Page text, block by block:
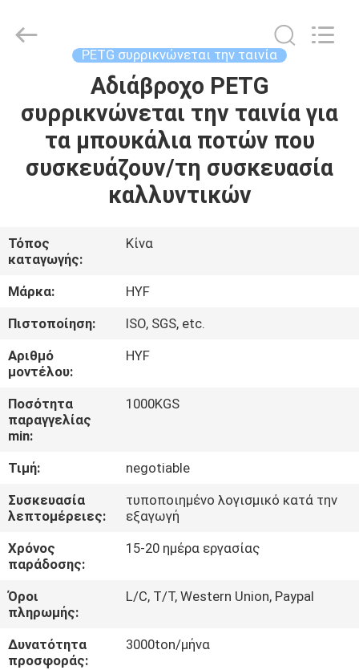
ΠΡΟΪΌΝΤΑ
ΠΕΡΊΠΟΥ
ΕΜΕΊΣ
ΓΎΡΟΣ
ΕΡΓΟΣΤΑΣΊΩΝ
ΠΟΙΟΤΙΚΌΣ
ΈΛΕΓΧΟΣ
ΜΑΣ
ΕΛΆΤΕ
ΣΕ
ΕΠΑΦΉ
ΜΕ
ΕΙΔΉΣΕΙΣ
Packaging
PETG συρρικνώνεται την ταινία
Αδιάβροχο PETG
συρρικνώνεται την ταινία για
τα μπουκάλια ποτών που
συσκευάζουν/τη συσκευασία
καλλυντικών
Τόπος
καταγωγής:
Κίνα
Μάρκα:
HYF
Πιστοποίηση:
ISO, SGS, etc.
Αριθμό
μοντέλου:
HYF
Ποσότητα
παραγγελίας
min:
1000KGS
Τιμή:
negotiable
Συσκευασία
λεπτομέρειες:
τυποποιημένο λογισμικό κατά την
εξαγωγή
Χρόνος
παράδοσης:
15-20 ημέρα εργασίας
Όροι
πληρωμής:
L/C, T/T, Western Union, Paypal
Δυνατότητα
προσφοράς:
3000ton/μήνα